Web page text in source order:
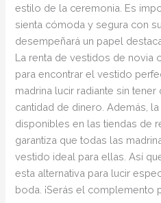
estilo de la ceremonia. Es
sienta cómoda y segura con
desempeñará un papel
La renta de vestidos de novia
para encontrar el vestido
madrina lucir radiante sin tener
cantidad de dinero. Además,
disponibles en las tiendas de
garantiza que todas las
vestido ideal para ellas. Así
esta alternativa para lucir
boda. ¡Serás el complemento